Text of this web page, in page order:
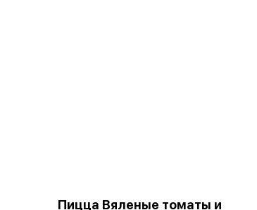
Пицца Вяленые томаты и